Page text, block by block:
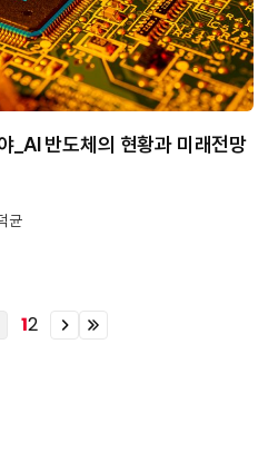
_AI 반도체의 현황과 미래전망
균
12
이
이